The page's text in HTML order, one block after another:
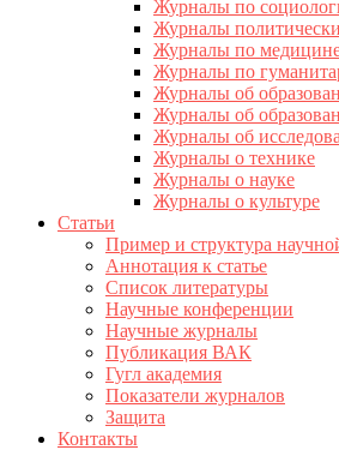
Журналы по
Журналы
Журналы по
Журналы по
Журналы об
Журналы об
Журналы об
Журналы о технике
Журналы о науке
Журналы о культуре
Статьи
Пример и структура
Аннотация к статье
Список литературы
Научные конференции
Научные журналы
Публикация ВАК
Гугл академия
Показатели журналов
Защита
Контакты